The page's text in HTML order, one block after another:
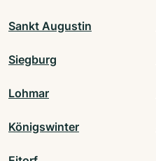
Sankt Augustin
Siegburg
Lohmar
Königswinter